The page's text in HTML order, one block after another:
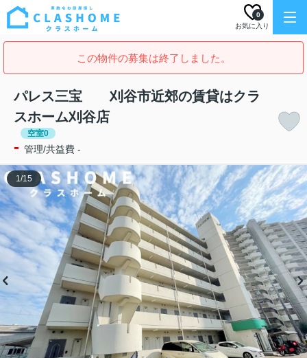
お気に入り
0
この物件の募集は終了しました。
パレス三宝 刈谷市近郊の賃貸はクラ
スホーム刈谷店
空室0
- 管理/共益費 -
1/15